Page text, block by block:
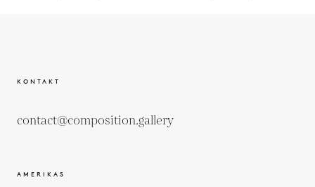
KONTAKT
contact@composition.gallery
AMERIKAS